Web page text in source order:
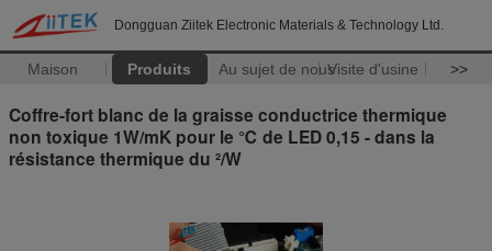
Dongguan Ziitek Electronic Materials & Technology Ltd.
Maison Produits Au sujet de nousVisite d'usine >>
Coffre-fort blanc de la graisse conductrice thermique
non toxique 1W/mK pour le ℃ de LED 0,15 - dans la
résistance thermique du ²/W